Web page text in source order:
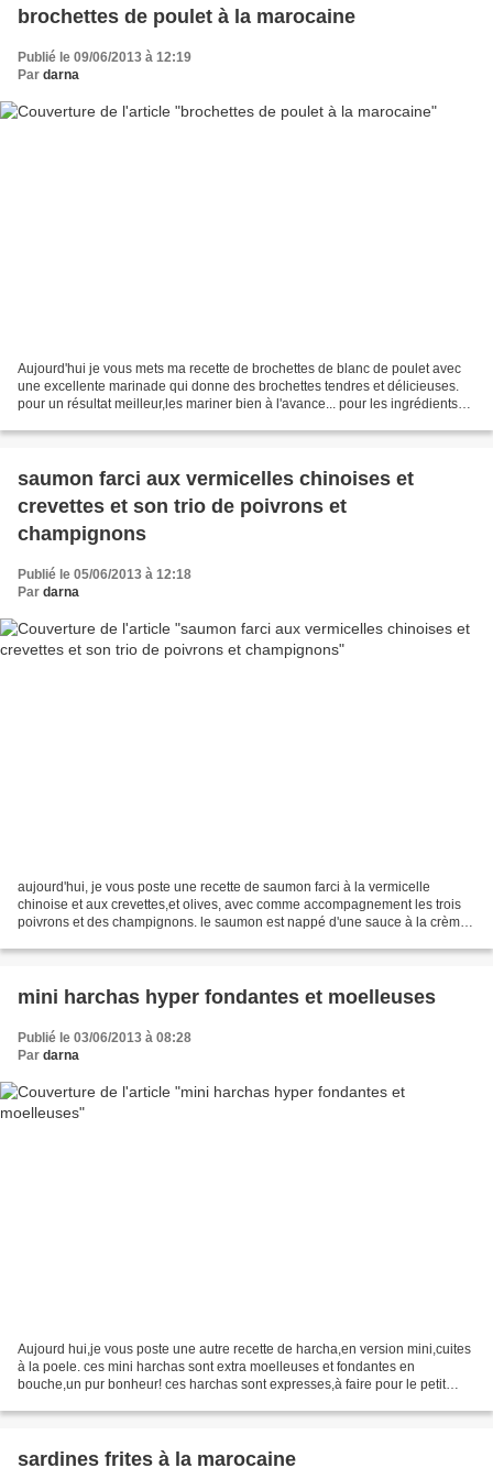
brochettes de poulet à la marocaine
Publié le 09/06/2013 à 12:19
Par darna
Aujourd'hui je vous mets ma recette de brochettes de blanc de poulet avec
une excellente marinade qui donne des brochettes tendres et délicieuses.
pour un résultat meilleur,les mariner bien à l'avance... pour les ingrédients
saumon farci aux vermicelles chinoises et
crevettes et son trio de poivrons et
champignons
Publié le 05/06/2013 à 12:18
Par darna
aujourd'hui, je vous poste une recette de saumon farci à la vermicelle
chinoise et aux crevettes,et olives, avec comme accompagnement les trois
poivrons et des champignons. le saumon est nappé d'une sauce à la crème
mini harchas hyper fondantes et moelleuses
Publié le 03/06/2013 à 08:28
Par darna
Aujourd hui,je vous poste une autre recette de harcha,en version mini,cuites
à la poele. ces mini harchas sont extra moelleuses et fondantes en
bouche,un pur bonheur! ces harchas sont expresses,à faire pour le petit
sardines frites à la marocaine